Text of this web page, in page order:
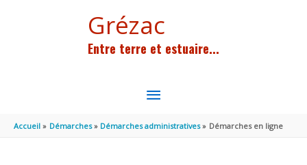
Grézac
Entre terre et estuaire...
MENU
PRINCIPAL
Accueil Démarches Démarches administratives Démarches en ligne